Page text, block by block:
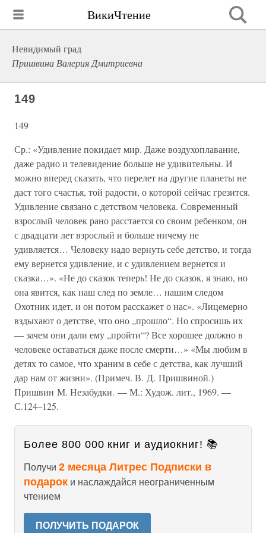
ВикиЧтение
Невидимый град
Пришвина Валерия Дмитриевна
149
149
Ср.: «Удивление покидает мир. Даже воздухоплавание,
даже радио и телевидение больше не удивительны. И
можно вперед сказать, что перелет на другие планеты не
даст того счастья, той радости, о которой сейчас грезится.
Удивление связано с детством человека. Современный
взрослый человек рано расстается со своим ребенком, он
с двадцати лет взрослый и больше ничему не
удивляется… Человеку надо вернуть себе детство, и тогда
ему вернется удивление, и с удивлением вернется и
сказка…». «Не до сказок теперь! Не до сказок, я знаю, но
она явится, как наш след по земле… нашим следом
Охотник идет, и он потом расскажет о нас». «Лицемерно
вздыхают о детстве, что оно „прошло“. Но спросишь их
— зачем они дали ему „пройти“? Все хорошее должно в
человеке оставаться даже после смерти…» «Мы любим в
детях то самое, что храним в себе с детства, как лучший
дар нам от жизни». (Примеч. В. Д. Пришвиной.)
Пришвин М. Незабудки. — М.: Худож. лит., 1969. —
С.124–125.
Более 800 000 книг и аудиокниг! 📚
Получи 2 месяца Литрес Подписки в
подарок и наслаждайся неограниченным
чтением
ПОЛУЧИТЬ ПОДАРОК